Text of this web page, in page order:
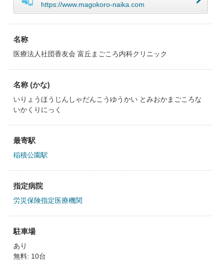
https://www.magokoro-naika.com
名称
医療法人社団香友会 富丘まごころ内科クリニック
名称 (かな)
いりょうほうじんしゃだんこうゆうかい とみおかまごころな
いかくりにっく
最寄駅
稲積公園駅
指定病院
労災保険指定医療機関
駐車場
あり
無料: 10台